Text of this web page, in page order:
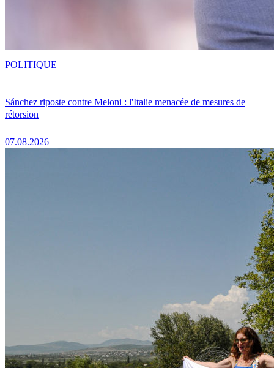
Sánchez riposte contre Meloni : l'Italie menacée de mesures de
rétorsion
07.08.2026
POLITIQUE